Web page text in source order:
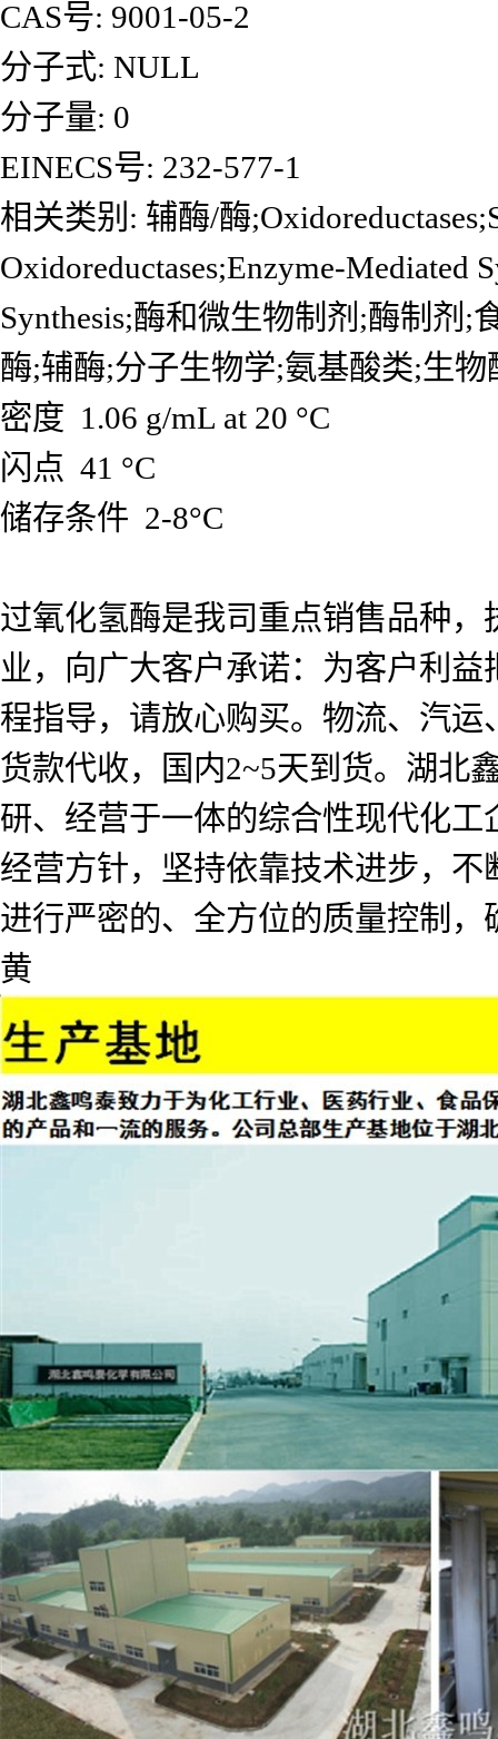
CAS号: 9001-05-2
分子式: NULL
分子量: 0
EINECS号: 232-577-1
相关类别: 辅酶/酶
Oxidoreductases;Enzyme-Mediated
Synthesis;酶和微生物制剂;酶制剂
酶;辅酶;分子生物学;氨基酸类;生物
密度 1.06 g/mL at 20 °C
闪点 41 °C
储存条件 2-8°C
过氧化氢酶是我司重点销售品种
业，向广大客户承诺：为客户利
程指导，请放心购买。物流、汽
货款代收，国内2~5天到货。湖北
研、经营于一体的综合性现代化
经营方针，坚持依靠技术进步，
进行严密的、全方位的质量控制
黄